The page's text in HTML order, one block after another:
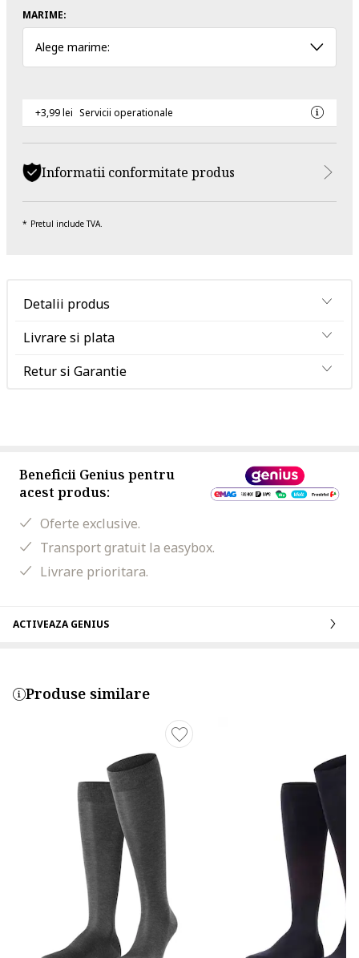
MARIME:
Alege marime:
+3,99 lei Servicii operationale
Informatii conformitate produs
Pretul include TVA.
Detalii produs
Livrare si plata
Retur si Garantie
Beneficii Genius pentru
acest produs:
Oferte exclusive.
Transport gratuit la easybox.
Livrare prioritara.
ACTIVEAZA GENIUS
Produse similare